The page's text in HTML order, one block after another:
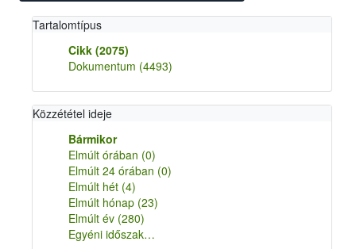
Tartalomtípus
Cikk (2075)
Dokumentum (4493)
Közzététel ideje
Bármikor
Elmúlt órában (0)
Elmúlt 24 órában (0)
Elmúlt hét (4)
Elmúlt hónap (23)
Elmúlt év (280)
Egyéni időszak…